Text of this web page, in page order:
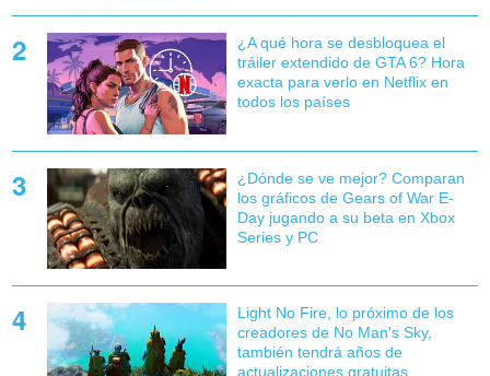
¿A qué hora se desbloquea el
tráiler extendido de GTA 6? Hora
exacta para verlo en Netflix en
todos los países
¿Dónde se ve mejor? Comparan
los gráficos de Gears of War E-
Day jugando a su beta en Xbox
Series y PC
Light No Fire, lo próximo de los
creadores de No Man's Sky,
también tendrá años de
actualizaciones gratuitas